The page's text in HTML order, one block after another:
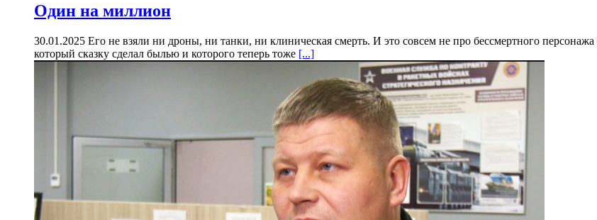
Один на миллион
30.01.2025 Его не взяли ни дроны, ни танки, ни клиническая смерть. И это совсем не про бессмертного
который сказку сделал былью и которого теперь тоже [...]